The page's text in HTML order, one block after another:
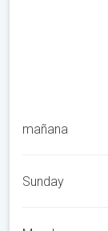
mañana
Sunday